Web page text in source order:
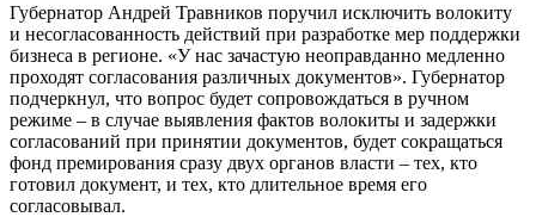
Губернатор Андрей Травников поручил исключить волокиту
и несогласованность действий при разработке мер поддержки
бизнеса в регионе. «У нас зачастую неоправданно медленно
проходят согласования различных документов». Губернатор
подчеркнул, что вопрос будет сопровождаться в ручном
режиме – в случае выявления фактов волокиты и задержки
согласований при принятии документов, будет сокращаться
фонд премирования сразу двух органов власти – тех, кто
готовил документ, и тех, кто длительное время его
согласовывал.